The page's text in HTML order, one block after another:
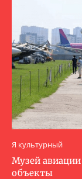
Я культурный
Музей
объекты